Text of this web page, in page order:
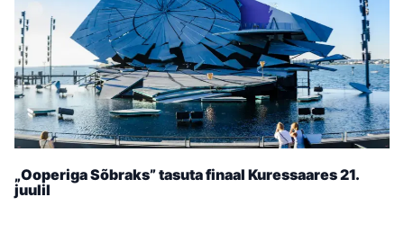
„Ooperiga Sõbraks” tasuta finaal Kuressaares 21.
juulil